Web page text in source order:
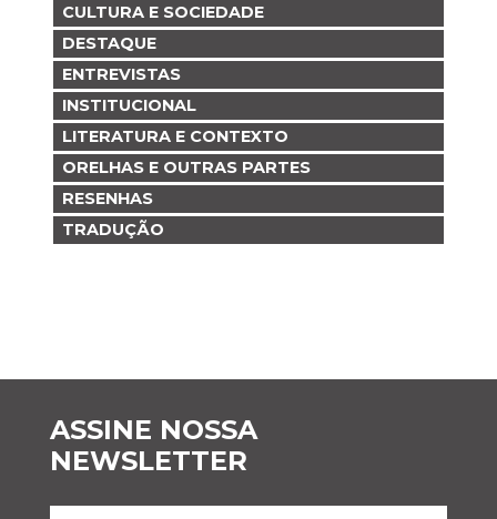
CULTURA E SOCIEDADE
DESTAQUE
ENTREVISTAS
INSTITUCIONAL
LITERATURA E CONTEXTO
ORELHAS E OUTRAS PARTES
RESENHAS
TRADUÇÃO
ASSINE NOSSA
NEWSLETTER